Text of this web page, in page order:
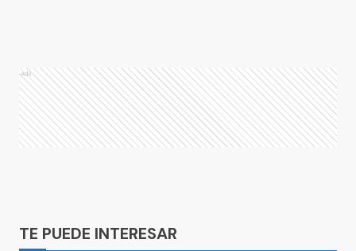
Ads
TE PUEDE INTERESAR